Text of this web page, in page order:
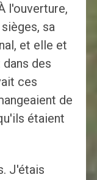
l'ouverture,
sa
et elle et
des
ces
de
étaient
J'étais